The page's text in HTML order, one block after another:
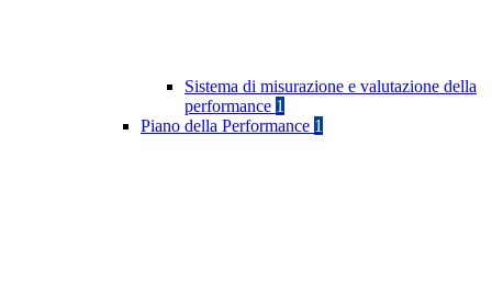
Sistema di misurazione e valutazione della
performance 1
Piano della Performance 1